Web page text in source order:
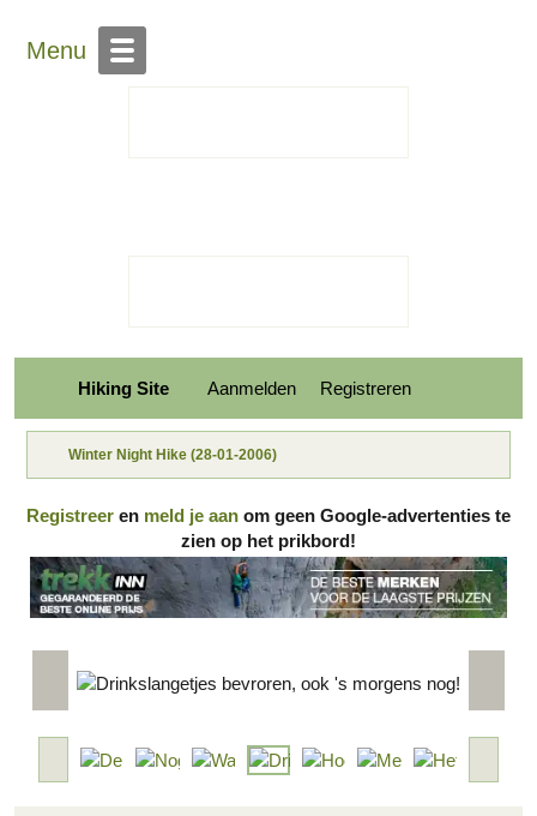
Menu
Contact
Hiking Site Aanmelden Registreren
Winter Night Hike (28-01-2006)
Registreer en meld je aan om geen Google-advertenties te
zien op het prikbord!
r
e
l
g
n